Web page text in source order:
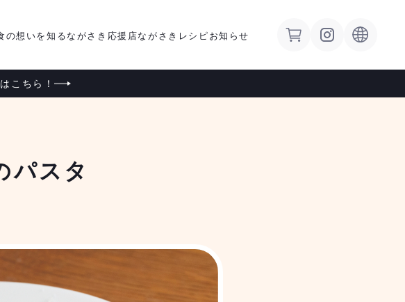
の想いを知る ながさき応援店ながさきレシピ お知らせ
こちら！
パスタ